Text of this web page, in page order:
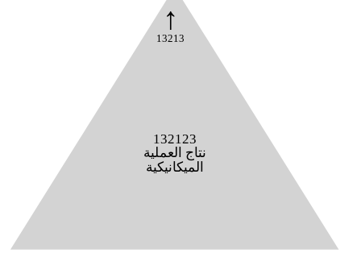
132123
نتاج العملية
الميكانيكية
↑
13213